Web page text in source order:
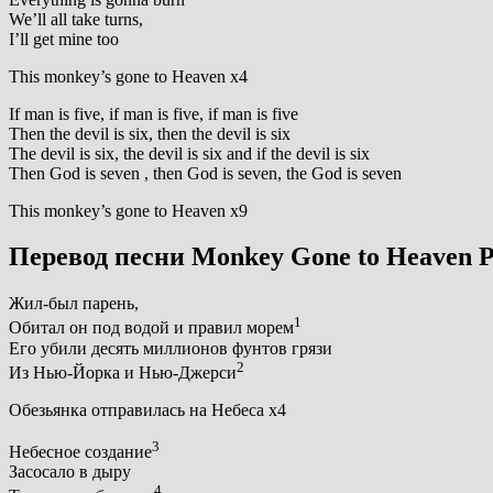
We’ll all take turns,
I’ll get mine too
This monkey’s gone to Heaven x4
If man is five, if man is five, if man is five
Then the devil is six, then the devil is six
The devil is six, the devil is six and if the devil is six
Then God is seven , then God is seven, the God is seven
This monkey’s gone to Heaven x9
Перевод песни Monkey Gone to Heaven
Жил-был парень,
Обитал он под водой и правил морем1
Его убили десять миллионов фунтов грязи
Из Нью-Йорка и Нью-Джерси2
Обезьянка отправилась на Небеса х4
Небесное создание3
Засосало в дыру